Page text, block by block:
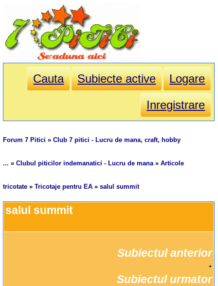
Cauta Subiecte active
Logare
Inregistrare
Forum 7 Pitici »Club 7 pitici - Lucru de mana, craft, hobby
... »Clubul piticilor indemanatici - Lucru de mana»Articole
tricotate »Tricotaje pentru EA »salul summit
salul summit
Subiectul anterior
Subiectul urmator